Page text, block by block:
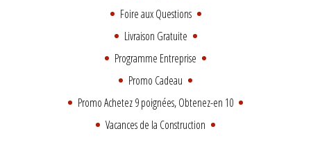
Foire aux Questions
Livraison Gratuite
Programme Entreprise
Promo Cadeau
Promo Achetez 9 poignées, Obtenez-en 10
Vacances de la Construction